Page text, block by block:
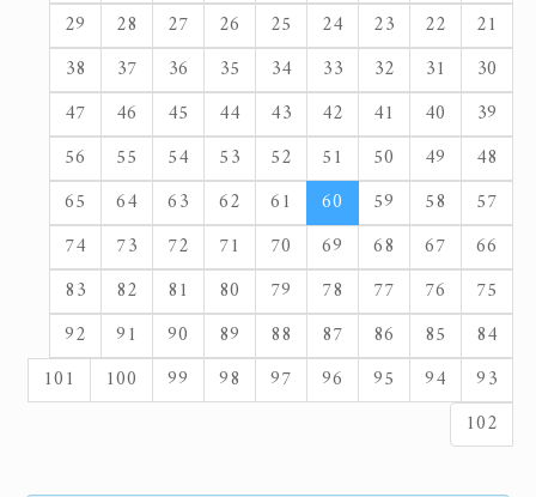
21
22
23
24
25
26
27
28
29
30
31
32
33
34
35
36
37
38
39
40
41
42
43
44
45
46
47
48
49
50
51
52
53
54
55
56
57
58
59
60
61
62
63
64
65
66
67
68
69
70
71
72
73
74
75
76
77
78
79
80
81
82
83
84
85
86
87
88
89
90
91
92
93
94
95
96
97
98
99
100
101
102